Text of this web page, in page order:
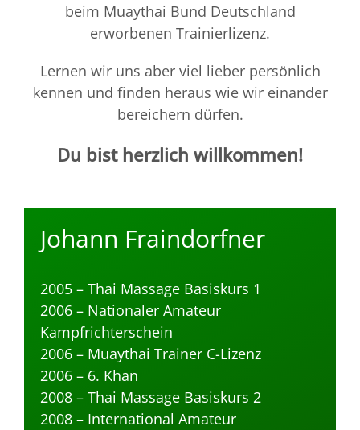
beim Muaythai Bund Deutschland
erworbenen Trainierlizenz.
Lernen wir uns aber viel lieber persönlich
kennen und finden heraus wie wir einander
bereichern dürfen.
Du bist herzlich willkommen!
Johann Fraindorfner
2005 – Thai Massage Basiskurs 1
2006 – Nationaler Amateur
Kampfrichterschein
2006 – Muaythai Trainer C-Lizenz
2006 – 6. Khan
2008 – Thai Massage Basiskurs 2
2008 – International Amateur